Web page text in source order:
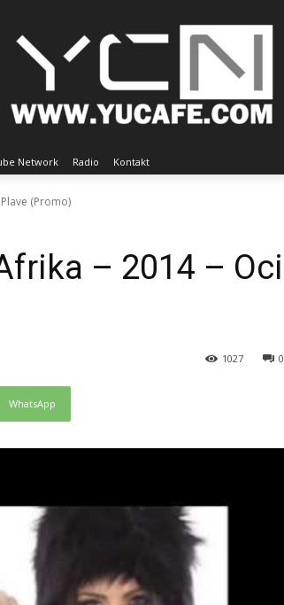
Network Radio Kontakt
(Promo)
– 2014 – Oci
0
1027
WhatsApp